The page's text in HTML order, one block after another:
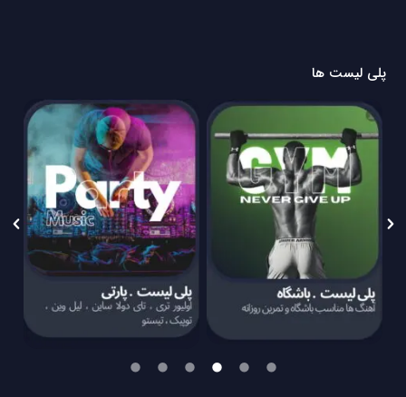
پلی لیست ها